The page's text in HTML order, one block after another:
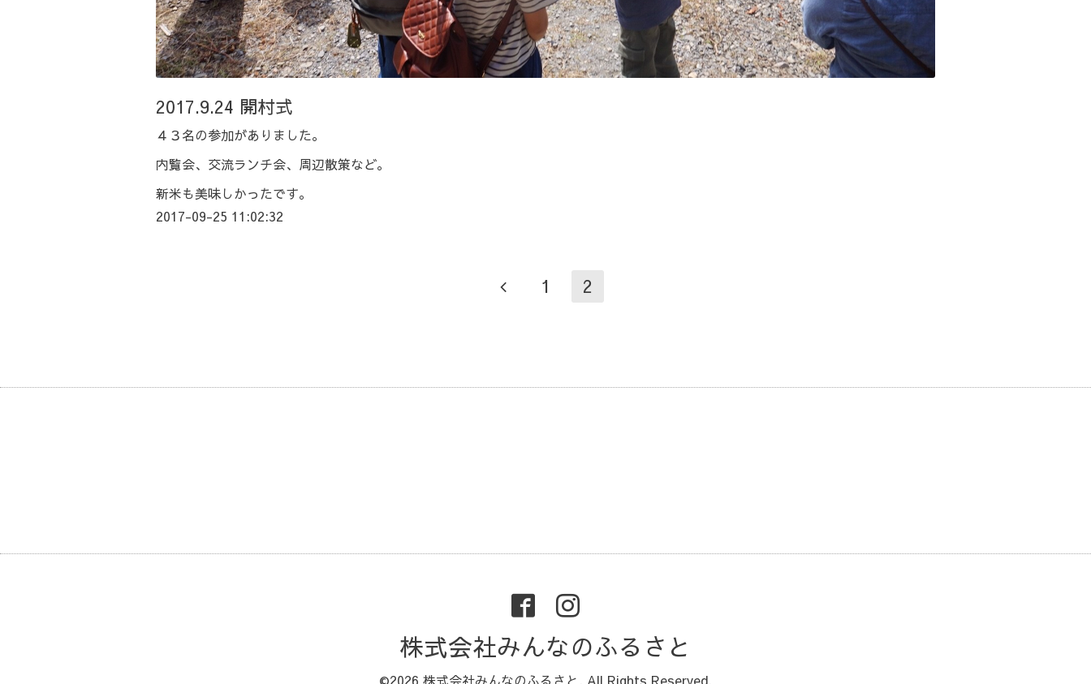
2017.9.24 開村式
４３名の参加がありました。
内覧会、交流ランチ会、周辺散策など。
新米も美味しかったです。
2017-09-25 11:02:32
1 2
株式会社みんなのふるさと
©2026 株式会社みんなのふるさと . All Rights Reserved.